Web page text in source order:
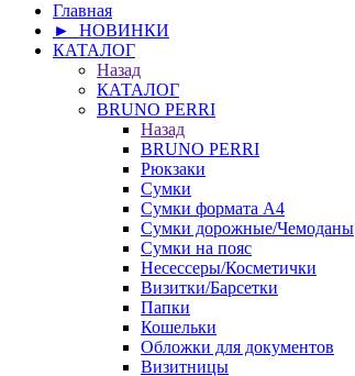
Главная
► НОВИНКИ
КАТАЛОГ
Назад
КАТАЛОГ
BRUNO PERRI
Назад
BRUNO PERRI
Рюкзаки
Сумки
Сумки формата А4
Сумки дорожные/Чемоданы
Сумки на пояс
Несессеры/Косметички
Визитки/Барсетки
Папки
Кошельки
Обложки для документов
Визитницы